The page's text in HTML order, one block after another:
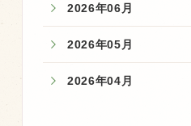
2026年06月
2026年05月
2026年04月